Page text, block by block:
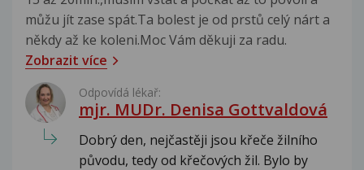
můžu jít zase spát.Ta bolest je od prstů celý nárt a
někdy až ke koleni.Moc Vám děkuji za radu.
Zobrazit více
Odpovídá lékař:
mjr. MUDr. Denisa Gottvaldová
Dobrý den, nejčastěji jsou křeče žilního
původu, tedy od křečových žil. Bylo by